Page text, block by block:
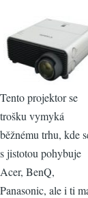
Tento projektor se
trošku vymyká
běžnému trhu, kde
s jistotou pohybuje
Acer, BenQ,
Panasonic, ale i ti